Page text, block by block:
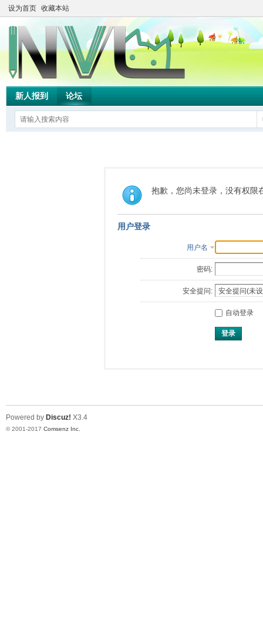
设为首页 收藏本站
新人报到 论坛
抱歉，您尚未登录，没有权限
用户登录
用户名
密码:
安全提问:
自动登录
登录
Powered by Discuz! X3.4
© 2001-2017 Comsenz Inc.